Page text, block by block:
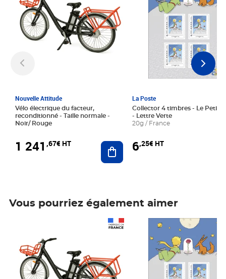
Nouvelle Attitude
Vélo électrique du facteur,
reconditionné - Taille normale -
Noir/ Rouge
1 241 ,67€ HT Ajouter au panier
La Poste
Collector 4 timbres - Le Petit
- Lettre Verte
20g / France
6,25€ HT
Vous pourriez également aimer
Prix 6,25€ HT